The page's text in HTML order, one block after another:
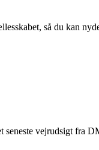
så du kan
vejrudsigt fra